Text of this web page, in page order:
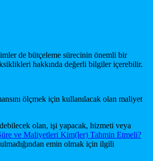
de bütçeleme sürecinin önemli bir
hakkında değerli bilgiler içerebilir.
ölçmek için kullanılacak olan maliyet
olan, işi yapacak, hizmeti veya
ve Maliyetleri Kim(ler) Tahmin Etmeli?
emin olmak için ilgili